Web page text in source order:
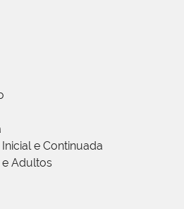
e Continuada
Adultos